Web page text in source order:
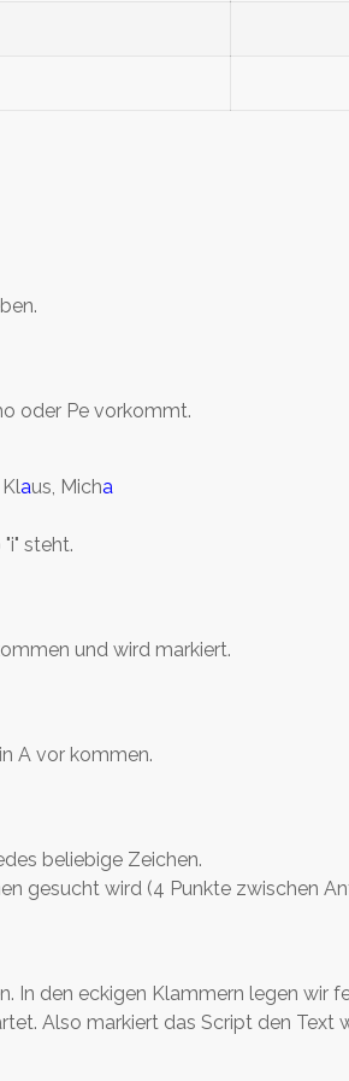
oder Pe vorkommt.
Klaus, Micha
steht.
und wird markiert.
A vor kommen.
beliebige Zeichen.
gesucht wird (4 Punkte zwischen
In den eckigen Klammern legen wir
Also markiert das Script den Text